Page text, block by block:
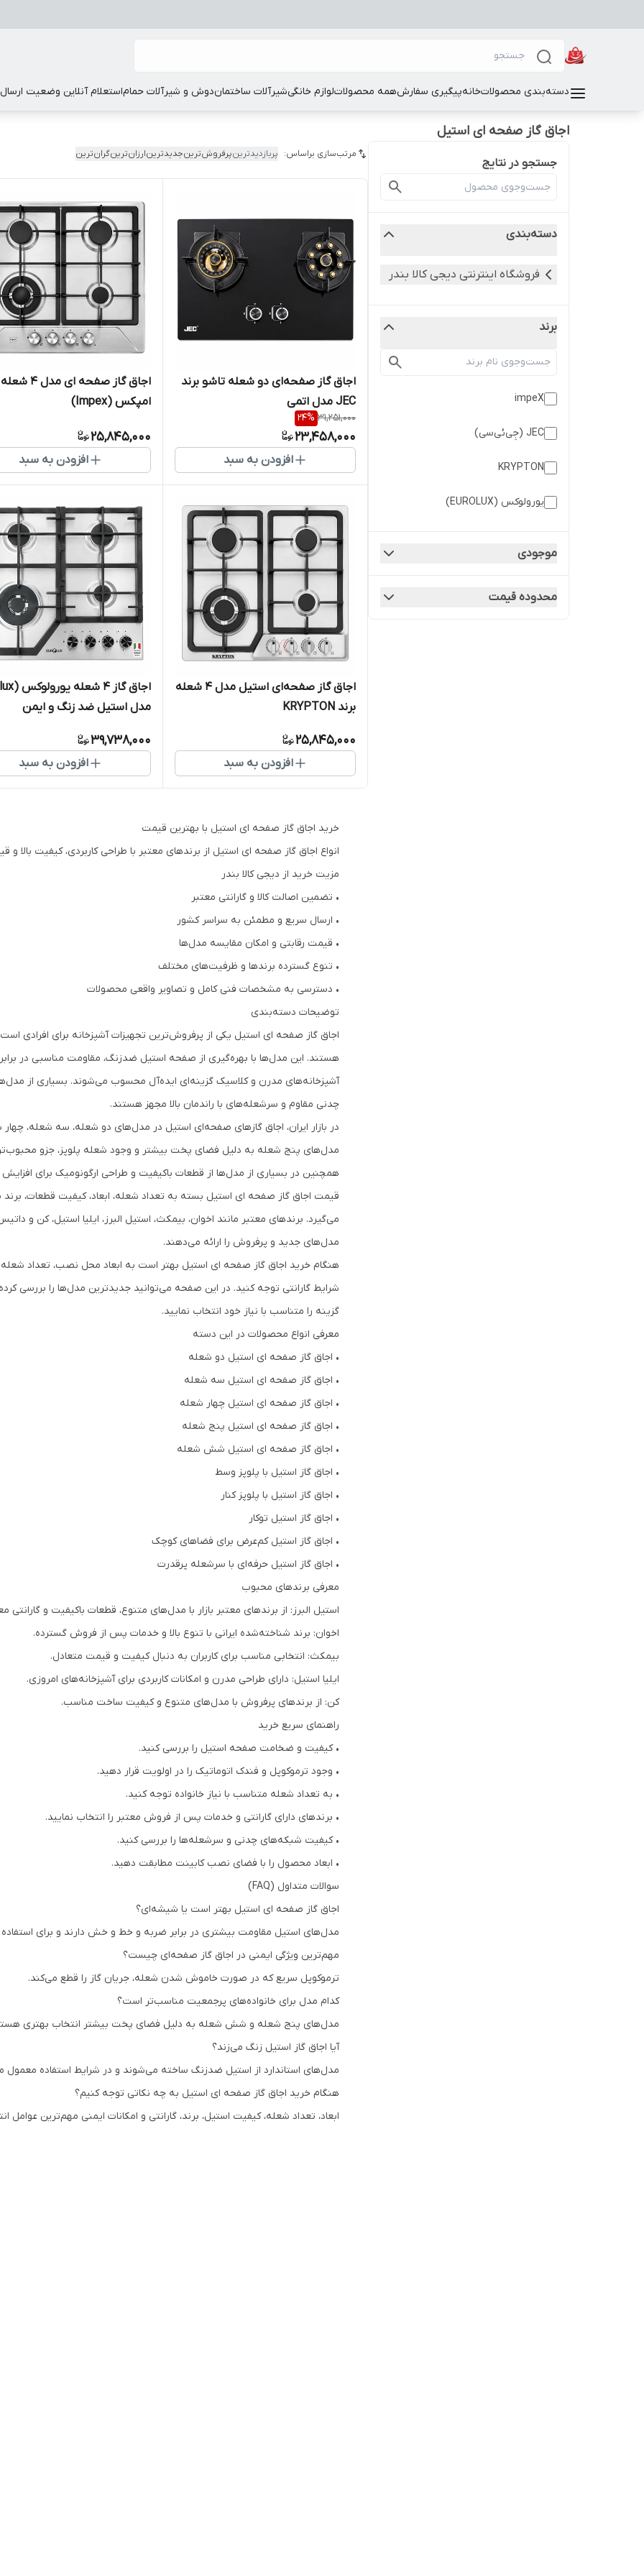
دسته‌بندی محصولاتخانهپیگیری سفارشهمه محصولاتلوازم خانگیشیرآلات ساختماندوش و شیرآلات حماماستعلام آنلاین وضعیت
اجاق گاز صفحه ای استیل
جستجو در نتایج
دسته‌بندی
فروشگاه اینترنتی دیجی کالا بندر
برند
impeX
JEC (جِی‌ئی‌سی)
KRYPTON
یورولوکس (EUROLUX)
موجودی
محدوده قیمت
مرتب‌سازی براساس: پربازدیدترینپرفروش‌ترینجدیدترینارزان‌ترینگران‌ترین
اجاق گاز صفحه‌ای دو شعله تاشو برند
JEC مدل اتمی
31,251,000
24%
23,458,000
افزودن به سبد
اجاق گاز صفحه ای
امپکس (Impex)
25,845,000
افزودن به سبد
اجاق گاز صفحه‌ای استیل مدل ۴ شعله
برند KRYPTON
25,845,000
افزودن به سبد
مدل استیل ضد زنگ و ایمن
39,738,000
افزودن به سبد
خرید اجاق گاز صفحه ای استیل با بهترین قیمت
انواع اجاق گاز صفحه ای استیل از برندهای معتبر با طراحی کاربردی، کیفیت بالا
مزیت خرید از دیجی کالا بندر
• تضمین اصالت کالا و گارانتی معتبر
• ارسال سریع و مطمئن به سراسر کشور
• قیمت رقابتی و امکان مقایسه مدل‌ها
• تنوع گسترده برندها و ظرفیت‌های مختلف
• دسترسی به مشخصات فنی کامل و تصاویر واقعی محصولات
توضیحات دسته‌بندی
اجاق گاز صفحه ای استیل یکی از پرفروش‌ترین تجهیزات آشپزخانه برای افرادی است
هستند. این مدل‌ها با بهره‌گیری از صفحه استیل ضدزنگ، مقاومت مناسبی در برابر
آشپزخانه‌های مدرن و کلاسیک گزینه‌ای ایده‌آل محسوب می‌شوند. بسیاری از
چدنی مقاوم و سرشعله‌های با راندمان بالا مجهز هستند.
در بازار ایران، اجاق گازهای صفحه‌ای استیل در مدل‌های دو شعله، سه شعله،
مدل‌های پنج شعله به دلیل فضای پخت بیشتر و وجود شعله پلوپز، جزو
همچنین در بسیاری از مدل‌ها از قطعات باکیفیت و طراحی ارگونومیک برای
قیمت اجاق گاز صفحه ای استیل بسته به تعداد شعله، ابعاد، کیفیت قطعات، برند
می‌گیرد. برندهای معتبر مانند اخوان، بیمکث، استیل البرز، ایلیا استیل، کن و
مدل‌های جدید و پرفروش را ارائه می‌دهند.
هنگام خرید اجاق گاز صفحه ای استیل بهتر است به ابعاد محل نصب، تعداد
شرایط گارانتی توجه کنید. در این صفحه می‌توانید جدیدترین مدل‌ها را بررسی
گزینه را متناسب با نیاز خود انتخاب نمایید.
معرفی انواع محصولات در این دسته
• اجاق گاز صفحه ای استیل دو شعله
• اجاق گاز صفحه ای استیل سه شعله
• اجاق گاز صفحه ای استیل چهار شعله
• اجاق گاز صفحه ای استیل پنج شعله
• اجاق گاز صفحه ای استیل شش شعله
• اجاق گاز استیل با پلوپز وسط
• اجاق گاز استیل با پلوپز کنار
• اجاق گاز استیل توکار
• اجاق گاز استیل کم‌عرض برای فضاهای کوچک
• اجاق گاز استیل حرفه‌ای با سرشعله پرقدرت
معرفی برندهای محبوب
استیل البرز: از برندهای معتبر بازار با مدل‌های متنوع، قطعات باکیفیت و گارانتی
اخوان: برند شناخته‌شده ایرانی با تنوع بالا و خدمات پس از فروش گسترده.
بیمکث: انتخابی مناسب برای کاربران به دنبال کیفیت و قیمت متعادل.
ایلیا استیل: دارای طراحی مدرن و امکانات کاربردی برای آشپزخانه‌های امروزی.
کن: از برندهای پرفروش با مدل‌های متنوع و کیفیت ساخت مناسب.
راهنمای سریع خرید
• کیفیت و ضخامت صفحه استیل را بررسی کنید.
• وجود ترموکوپل و فندک اتوماتیک را در اولویت قرار دهید.
• به تعداد شعله متناسب با نیاز خانواده توجه کنید.
• برندهای دارای گارانتی و خدمات پس از فروش معتبر را انتخاب نمایید.
• کیفیت شبکه‌های چدنی و سرشعله‌ها را بررسی کنید.
• ابعاد محصول را با فضای نصب کابینت مطابقت دهید.
سوالات متداول (FAQ)
اجاق گاز صفحه ای استیل بهتر است یا شیشه‌ای؟
مدل‌های استیل مقاومت بیشتری در برابر ضربه و خط و خش دارند و برای استفاده
مهم‌ترین ویژگی ایمنی در اجاق گاز صفحه‌ای چیست؟
ترموکوپل سریع که در صورت خاموش شدن شعله، جریان گاز را قطع می‌کند.
کدام مدل برای خانواده‌های پرجمعیت مناسب‌تر است؟
مدل‌های پنج شعله و شش شعله به دلیل فضای پخت بیشتر انتخاب بهتری
آیا اجاق گاز استیل زنگ می‌زند؟
مدل‌های استاندارد از استیل ضدزنگ ساخته می‌شوند و در شرایط استفاده معمول
هنگام خرید اجاق گاز صفحه ای استیل به چه نکاتی توجه کنیم؟
ابعاد، تعداد شعله، کیفیت استیل، برند، گارانتی و امکانات ایمنی مهم‌ترین عوامل